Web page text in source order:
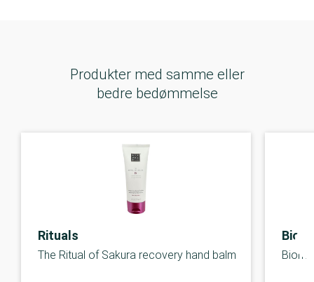
Produkter med samme eller
bedre bedømmelse
Rituals
The Ritual of Sakura recovery hand balm